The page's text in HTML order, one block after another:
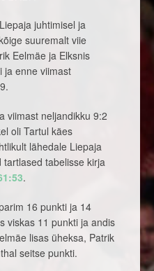
juhtimisel ja
suuremalt viie
Eelmäe ja Elksnis
ja enne viimast
viimast neljandikku 9:2
oli Tartul käes
lähedale Liepaja
tabelisse kirja
.
16 punkti ja 14
viskas 11 punkti ja andis
lisas üheksa, Patrik
seitse punkti.